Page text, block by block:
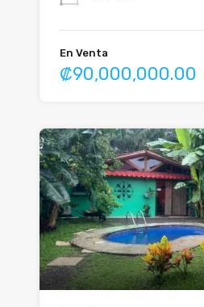
En Venta
₡90,000,000.00